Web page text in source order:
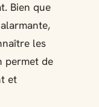
Bien que
les
permet de
et